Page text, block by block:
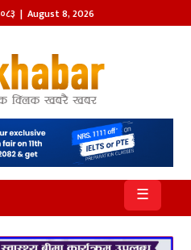
| August 8, 2026
☰